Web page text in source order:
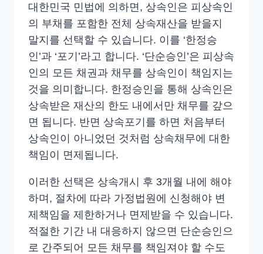
대한민국 민법에 의하면, 상속인은 피상속인
의 부채를 포함한 전체 상속재산을 받을지
말지를 선택할 수 있습니다. 이를 ‘한정승
인’과 ‘포기’라고 합니다. ‘단순승인’은 피상속
인의 모든 채권과 채무를 상속인이 책임지는
것을 의미합니다. 한정승인을 통해 상속인은
상속받은 재산의 한도 내에서만 채무를 갚으
면 됩니다. 반면 상속포기를 하면 처음부터
상속인이 아니었던 것처럼 상속채무에 대한
책임이 면제됩니다.
이러한 선택은 상속개시 후 3개월 내에 해야
하며, 절차에 따라 가정법원에 신청해야 변
제책임을 제한하거나 면제받을 수 있습니다.
적절한 기간 내 대응하지 않으면 단순승인으
로 간주되어 모든 채무를 책임져야 할 수도